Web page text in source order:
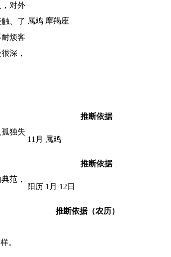
对外
、了
烦客
深，
属鸡 摩羯座
推断依据
独失
11月 属鸡
推断依据
范，
阳历 1月 12日
推断依据（农历）
。